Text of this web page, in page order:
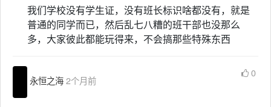
我们学校没有学生证，没有班长标识啥都没有，就是
普通的同学而已，然后乱七八糟的班干部也没那么
多，大家彼此都能玩得来，不会搞那些特殊东西
永恒之海2个月前
0